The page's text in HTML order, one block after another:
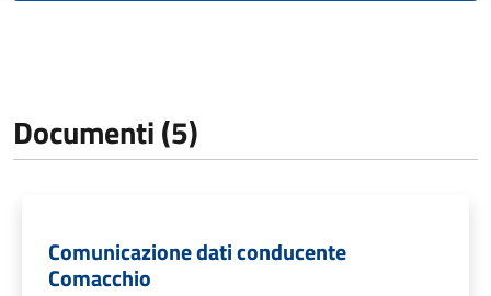
Documenti (5)
Comunicazione dati conducente
Comacchio